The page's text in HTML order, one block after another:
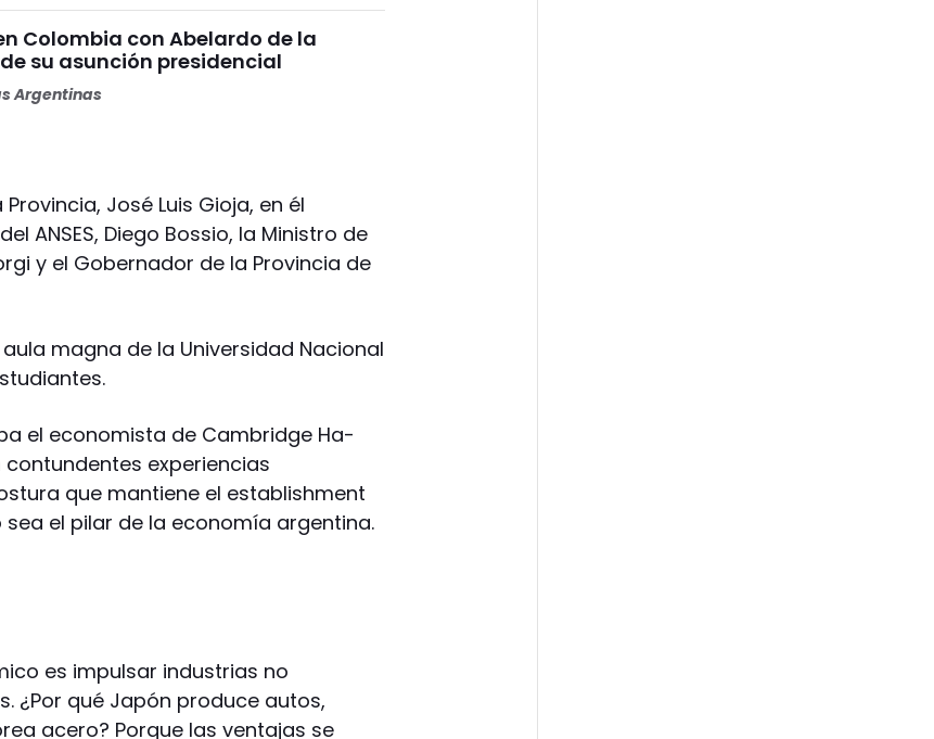
Colombia con Abelardo de la
su asunción presidencial
Argentinas
José Luis Gioja, en él
ANSES, Diego Bossio, la Ministro de
y el Gobernador de la Provincia de
magna de la Universidad Nacional
el economista de Cambridge Ha-
experiencias
que mantiene el establishment
el pilar de la economía argentina.
es impulsar industrias no
¿Por qué Japón produce autos,
acero? Porque las ventajas se